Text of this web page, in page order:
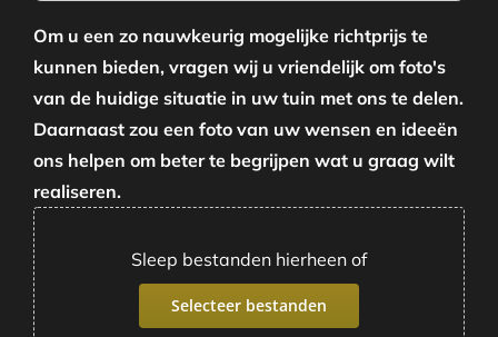
Om u een zo nauwkeurig mogelijke richtprijs te
kunnen bieden, vragen wij u vriendelijk om foto's
van de huidige situatie in uw tuin met ons te delen.
Daarnaast zou een foto van uw wensen en ideeën
ons helpen om beter te begrijpen wat u graag wilt
realiseren.
Sleep bestanden hierheen of
Selecteer bestanden